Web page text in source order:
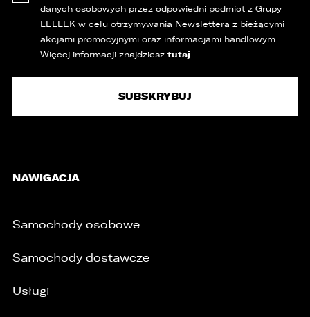
danych osobowych przez odpowiedni podmiot z Grupy
LELLEK w celu otrzymywania Newslettera z bieżącymi
akcjami promocyjnymi oraz informacjami handlowym.
Więcej informacji znajdziesz tutaj
NAWIGACJA
Samochody osobowe
Samochody dostawcze
Usługi